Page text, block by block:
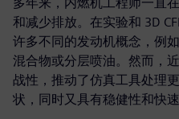
和减少排放。在实验和 3D
许多不同的发动机概念，例
混合物或分层喷油。然而，
战性，推动了仿真工具处理
状，同时又具有稳健性和快速